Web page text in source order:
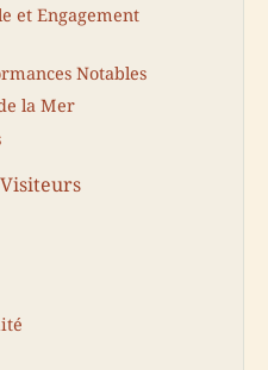
et Engagement
Notables
la Mer